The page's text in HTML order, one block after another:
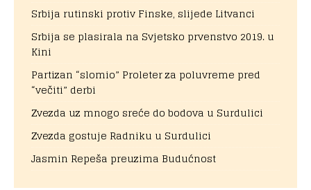
Srbija rutinski protiv Finske, slijede Litvanci
Srbija se plasirala na Svjetsko prvenstvo 2019. u
Kini
Partizan “slomio” Proleter za poluvreme pred
“večiti” derbi
Zvezda uz mnogo sreće do bodova u Surdulici
Zvezda gostuje Radniku u Surdulici
Jasmin Repeša preuzima Budućnost